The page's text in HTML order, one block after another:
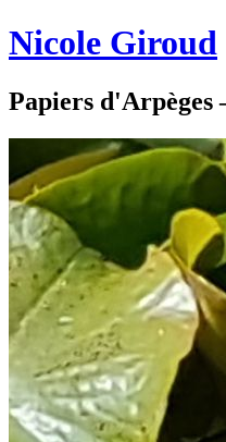
Nicole Giroud
Papiers d'Arpèges